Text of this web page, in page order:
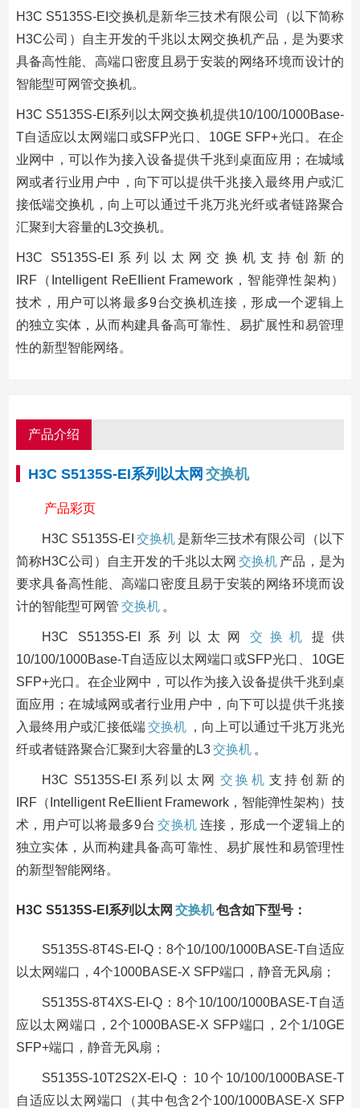
H3C S5135S-EI交换机是新华三技术有限公司（以下简称
H3C公司）自主开发的千兆以太网交换机产品，是为要求
具备高性能、高端口密度且易于安装的网络环境而设计的
智能型可网管交换机。
H3C S5135S-EI系列以太网交换机提供10/100/1000Base-
T自适应以太网端口或SFP光口、10GE SFP+光口。在企
业网中，可以作为接入设备提供千兆到桌面应用；在城域
网或者行业用户中，向下可以提供千兆接入最终用户或汇
接低端交换机，向上可以通过千兆万兆光纤或者链路聚合
汇聚到大容量的L3交换机。
H3C S5135S-EI系列以太网交换机支持创新的
IRF（Intelligent ReEIlient Framework，智能弹性架构）
技术，用户可以将最多9台交换机连接，形成一个逻辑上
的独立实体，从而构建具备高可靠性、易扩展性和易管理
性的新型智能网络。
产品介绍
H3C S5135S-EI系列以太网 交换机
产品彩页
H3C S5135S-EI 交换机 是新华三技术有限公司（以下
简称H3C公司）自主开发的千兆以太网 交换机 产品，是为
要求具备高性能、高端口密度且易于安装的网络环境而设
计的智能型可网管 交换机 。
H3C S5135S-EI系列以太网 交换机
提供
10/100/1000Base-T自适应以太网端口或SFP光口、10GE
SFP+光口。在企业网中，可以作为接入设备提供千兆到桌
面应用；在城域网或者行业用户中，向下可以提供千兆接
入最终用户或汇接低端交换机 ，向上可以通过千兆万兆光
纤或者链路聚合汇聚到大容量的L3交换机 。
H3C S5135S-EI系列以太网 交换机 支持创新的
IRF（Intelligent ReEIlient Framework，智能弹性架构）技
术，用户可以将最多9台 交换机 连接，形成一个逻辑上的
独立实体，从而构建具备高可靠性、易扩展性和易管理性
的新型智能网络。
H3C S5135S-EI系列以太网 交换机包含如下型号：
S5135S-8T4S-EI-Q：8个10/100/1000BASE-T自适应
以太网端口，4个1000BASE-X SFP端口，静音无风扇；
S5135S-8T4XS-EI-Q：8个10/100/1000BASE-T自适
应以太网端口，2个1000BASE-X SFP端口，2个1/10GE
SFP+端口，静音无风扇；
S5135S-10T2S2X-EI-Q：10个10/100/1000BASE-T
自适应以太网端口（其中包含2个100/1000BASE-X SFP